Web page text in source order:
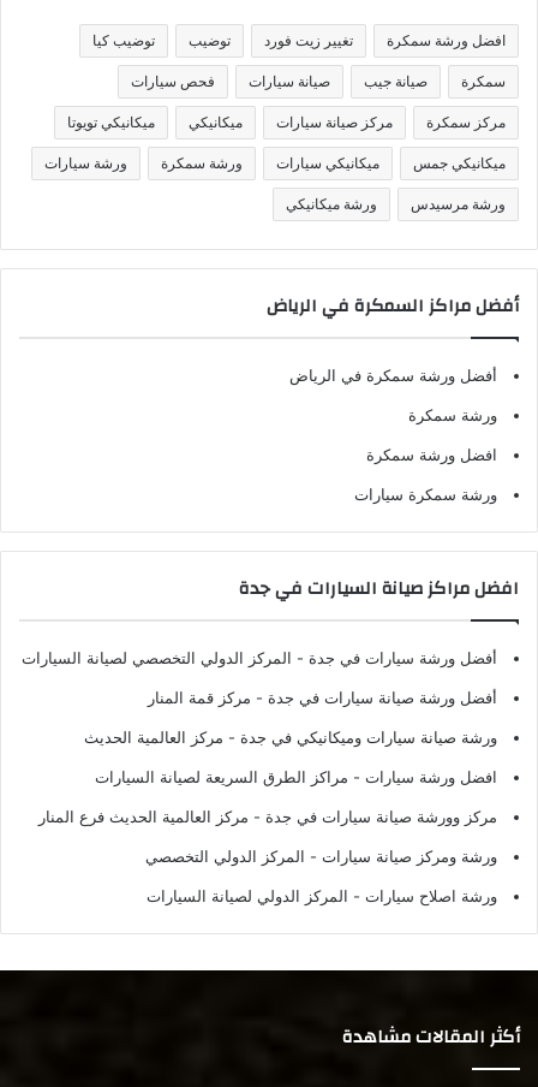
ف
ا
افضل ورشة سمكرة تغيير زيت فورد توضيب توضيب كيا
سمكرة صيانة جيب صيانة سيارات فحص سيارات
مركز سمكرة مركز صيانة سيارات ميكانيكي ميكانيكي تويوتا
ميكانيكي جمس ميكانيكي سيارات ورشة سمكرة ورشة سيارات
ورشة مرسيدس ورشة ميكانيكي
أفضل مراكز السمكرة في الرياض
أفضل ورشة سمكرة في الرياض
ورشة سمكرة
افضل ورشة سمكرة
ورشة سمكرة سيارات
افضل مراكز صيانة السيارات في جدة
أفضل ورشة سيارات في جدة - المركز الدولي التخصصي لصيانة السيارات
أفضل ورشة صيانة سيارات في جدة - مركز قمة المنار
ورشة صيانة سيارات وميكانيكي في جدة - مركز العالمية الحديث
افضل ورشة سيارات - مراكز الطرق السريعة لصيانة السيارات
مركز وورشة صيانة سيارات في جدة - مركز العالمية الحديث فرع المنار
ورشة ومركز صيانة سيارات - المركز الدولي التخصصي
ورشة اصلاح سيارات - المركز الدولي لصيانة السيارات
أكثر المقالات مشاهدة